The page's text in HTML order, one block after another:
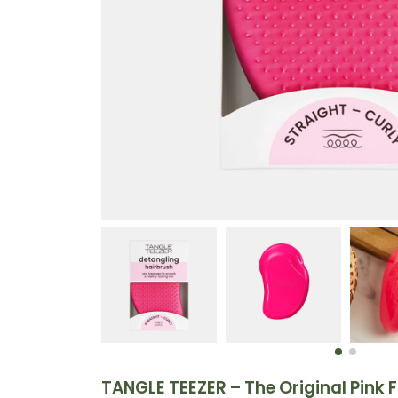
TANGLE TEEZER – The Original Pink